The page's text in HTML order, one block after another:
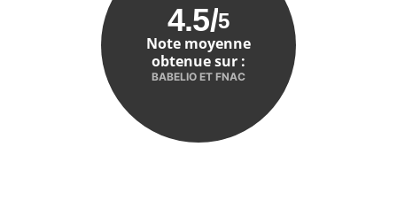
4.5/5
Note moyenne
obtenue sur :
BABELIO ET FNAC